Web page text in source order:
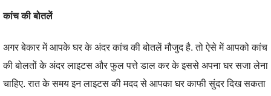
कांच की बोतलें
अगर बेकार में आपके घर के अंदर कांच की बोतलें मौजुद है. तो ऐसे में आपको कांच
की बोलतों के अंदर लाइटस और फुल पत्ते डाल कर के इससे अपना घर सजा लेना
चाहिए. रात के समय इन लाइटस की मदद से आपका घर काफी सुंदर दिख सकता